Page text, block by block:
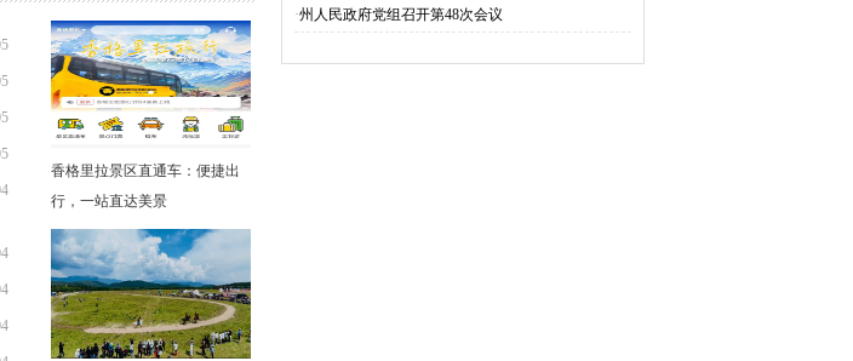
香格里拉景区直通车：便捷出
行，一站直达美景
·州人民政府党组召开第48次会议